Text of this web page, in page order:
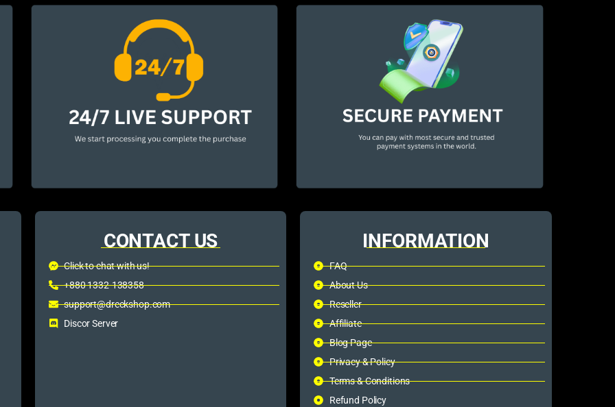
CONTACT US
Click to chat with us!
+880 1332-138358
support@dreckshop.com
Discor Server
INFORMATION
FAQ
About Us
Reseller
Affiliate
Blog Page
Privacy & Policy
Terms & Conditions
Refund Policy